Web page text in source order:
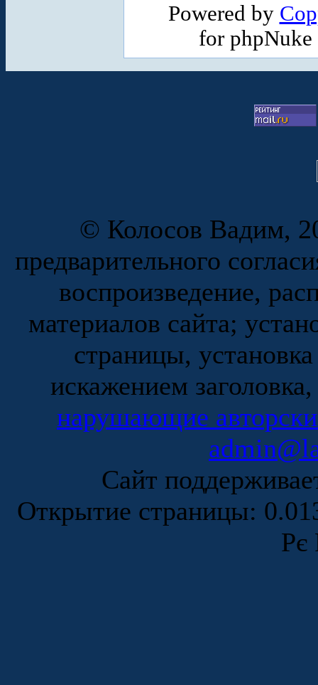
Powered by
for
© Колосов Вадим,
предварительного
воспроизведение,
материалов сайта;
страницы,
искажением
нарушающие
Сайт
Открытие страницы:
Рє